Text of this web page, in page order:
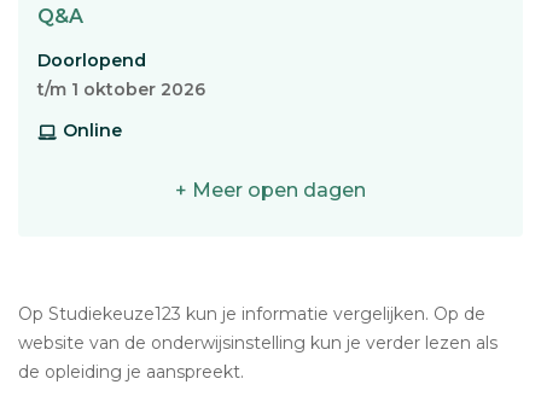
Q&A
Doorlopend
t/m 1 oktober 2026
Online
+ Meer open dagen
Op Studiekeuze123 kun je informatie vergelijken. Op de
website van de onderwijsinstelling kun je verder lezen als
de opleiding je aanspreekt.